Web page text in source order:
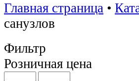
Главная страница •
санузлов
Фильтр
Розничная цена